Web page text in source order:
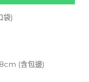
袋)
(含包邊)